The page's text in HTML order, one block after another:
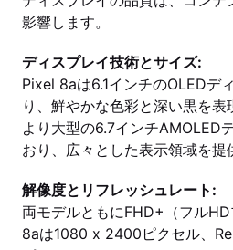
影響します。
ディスプレイ技術とサイズ:
Pixel 8aは6.1インチのOLEDデ
り、鮮やかな色彩と深い黒を表
より大型の6.7インチAMOLED
おり、広々とした表示領域を提
解像度とリフレッシュレート:
両モデルともにFHD+（フル
8aは1080 x 2400ピクセル、